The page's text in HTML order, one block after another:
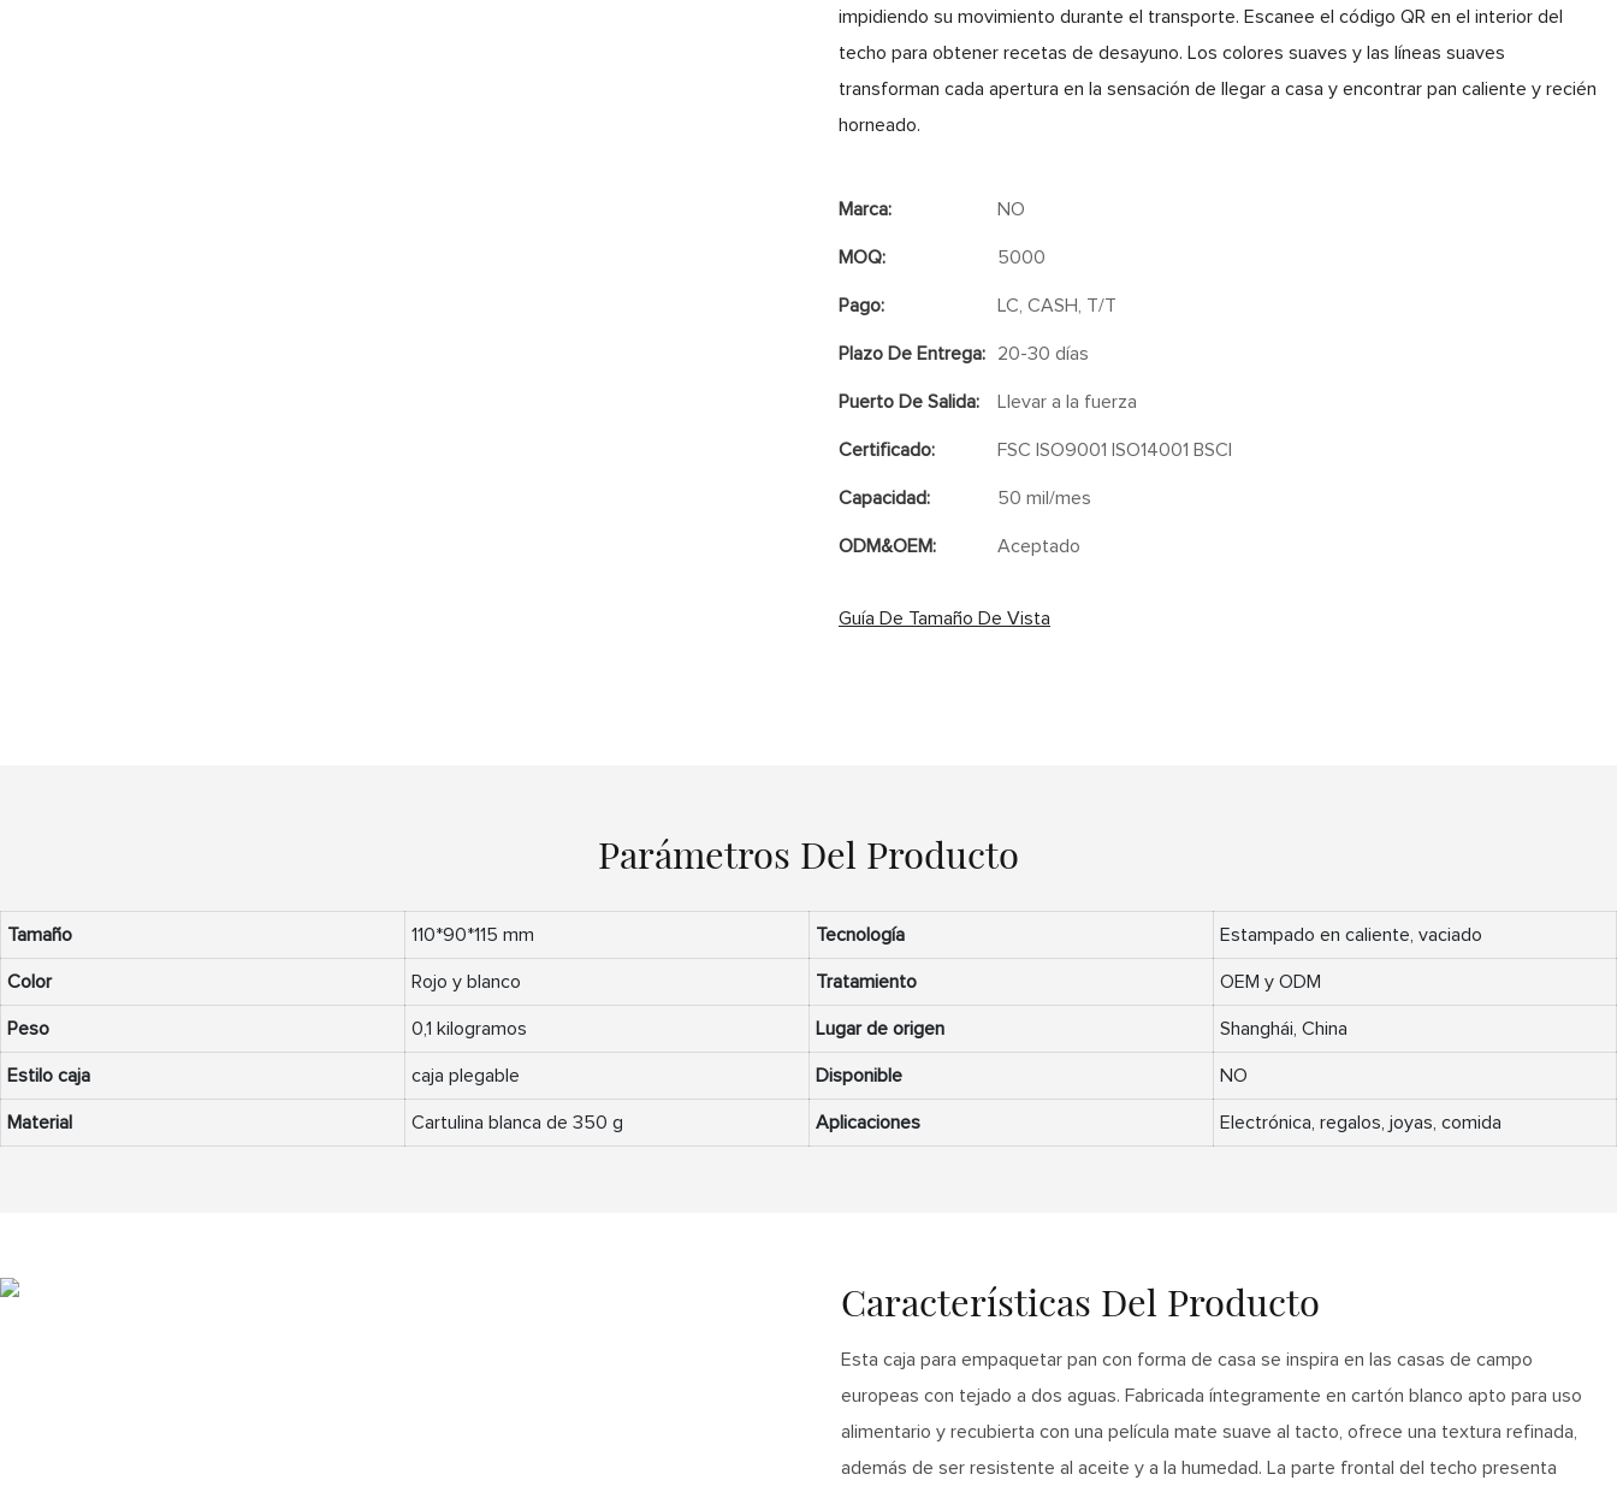
impidiendo su movimiento durante el transporte. Escanee el código QR en el interior del
techo para obtener recetas de desayuno. Los colores suaves y las líneas suaves
transforman cada apertura en la sensación de llegar a casa y encontrar pan caliente y recién
horneado.
Marca: NO
MOQ: 5000
Pago: LC, CASH, T/T
Plazo De Entrega: 20-30 días
Puerto De Salida: Llevar a la fuerza
Certificado: FSC ISO9001 ISO14001 BSCI
Capacidad: 50 mil/mes
ODM&OEM: Aceptado
Guía De Tamaño De Vista
Parámetros Del Producto
Tamaño 110*90*115 mm Tecnología Estampado en caliente, vaciado
Color Rojo y blanco Tratamiento OEM y ODM
Peso 0,1 kilogramos Lugar de origen Shanghái, China
Estilo caja caja plegable Disponible NO
Material Cartulina blanca de 350 g Aplicaciones Electrónica, regalos, joyas, comida
Características Del Producto
Esta caja para empaquetar pan con forma de casa se inspira en las casas de campo
europeas con tejado a dos aguas. Fabricada íntegramente en cartón blanco apto para uso
alimentario y recubierta con una película mate suave al tacto, ofrece una textura refinada,
además de ser resistente al aceite y a la humedad. La parte frontal del techo presenta